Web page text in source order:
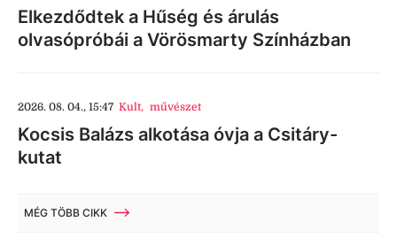
Elkezdődtek a Hűség és árulás
olvasópróbái a Vörösmarty Színházban
2026. 08. 04., 15:47 Kult, művészet
Kocsis Balázs alkotása óvja a Csitáry-
kutat
MÉG TÖBB CIKK